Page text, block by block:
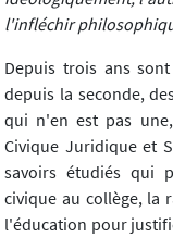
l'infléchir
Depuis trois ans
depuis la seconde,
qui n'en est pas
Civique Juridique et
savoirs étudiés qui
civique au collège, la
l'éducation pour